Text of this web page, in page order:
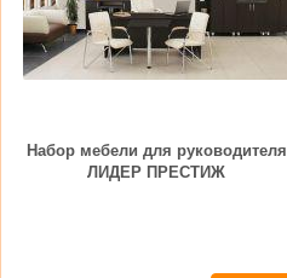
Набор мебели для руководителя
ЛИДЕР ПРЕСТИЖ